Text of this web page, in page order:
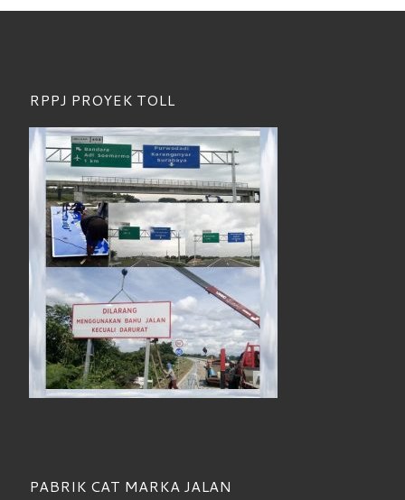
RPPJ PROYEK TOLL
PABRIK CAT MARKA JALAN